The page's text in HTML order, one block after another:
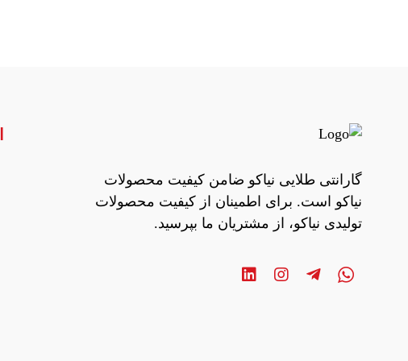
گارانتی طلایی نیاکو ضامن کیفیت محصولات
نیاکو است. برای اطمینان از کیفیت محصولات
تولیدی نیاکو، از مشتریان ما بپرسید.